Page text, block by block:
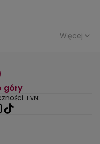
Szafranski
Tychoniewicz
Więcej
góry
TVN: